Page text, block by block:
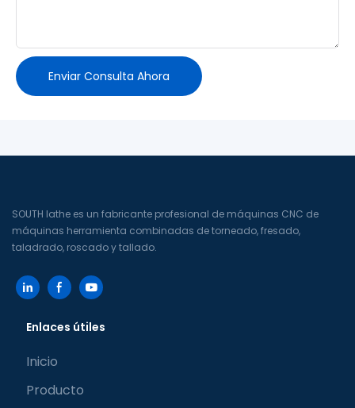
Enviar Consulta Ahora
SOUTH lathe es un fabricante profesional de máquinas CNC de
máquinas herramienta combinadas de torneado, fresado,
taladrado, roscado y tallado.
Enlaces útiles
Inicio
Producto